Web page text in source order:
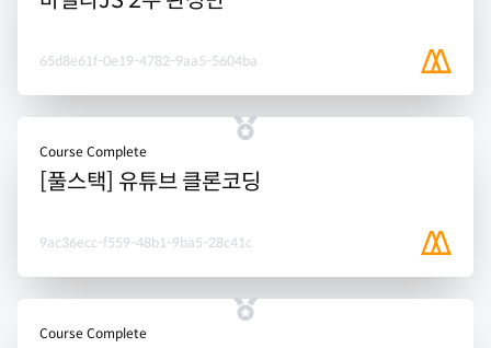
65d8e61f-0e19-4782-9aa5-5604ba
Course Complete
[풀스택] 유튜브 클론코딩
9ac36ecc-f559-48b1-9ba5-28c41c
Course Complete